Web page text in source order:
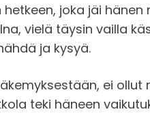
joka jäi
vielä täysin vailla
ja kysyä.
ei ollut
teki häneen